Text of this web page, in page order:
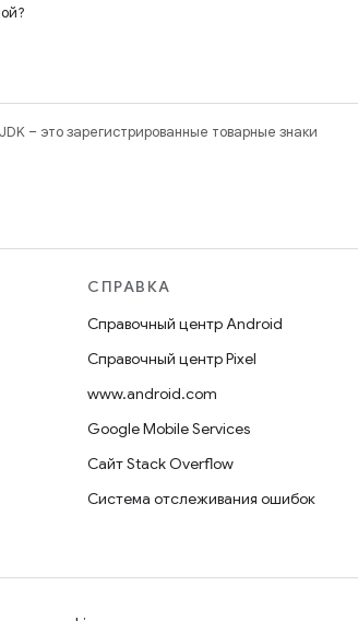
– это зарегистрированные товарные знаки
СПРАВКА
Справочный центр Android
Справочный центр Pixel
www.android.com
Google Mobile Services
Сайт Stack Overflow
Система отслеживания ошибок